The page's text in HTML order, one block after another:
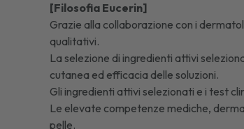
[Filosofia Eucerin]
Grazie alla collaborazione con i
qualitativi.
La selezione di ingredienti attivi
cutanea ed efficacia delle soluzioni.
Gli ingredienti attivi selezionati e i test
Le elevate competenze mediche,
pelle.